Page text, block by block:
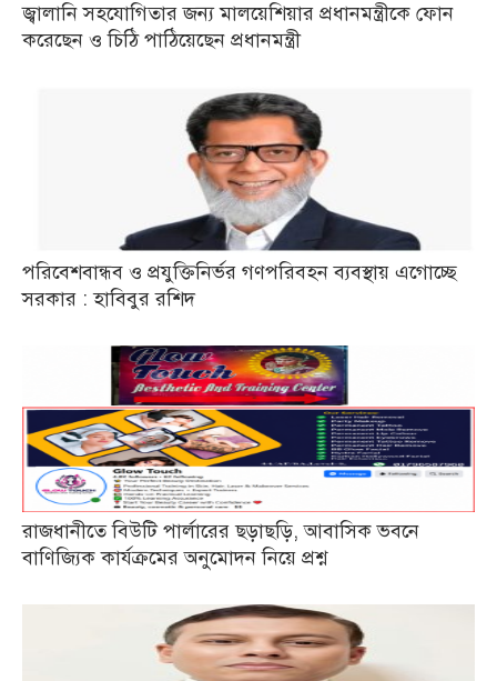
জ্বালানি সহযোগিতার জন্য মালয়েশিয়ার প্রধানমন্ত্রীকে ফোন
করেছেন ও চিঠি পাঠিয়েছেন প্রধানমন্ত্রী
পরিবেশবান্ধব ও প্রযুক্তিনির্ভর গণপরিবহন ব্যবস্থায় এগোচ্ছে
সরকার : হাবিবুর রশিদ
রাজধানীতে বিউটি পার্লারের ছড়াছড়ি, আবাসিক ভবনে
বাণিজ্যিক কার্যক্রমের অনুমোদন নিয়ে প্রশ্ন